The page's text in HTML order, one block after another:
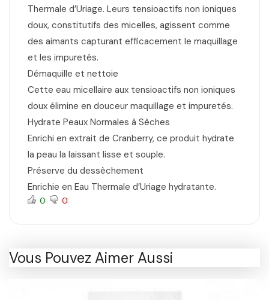
Thermale d’Uriage. Leurs tensioactifs non ioniques
doux, constitutifs des micelles, agissent comme
des aimants capturant efficacement le maquillage
et les impuretés.
Démaquille et nettoie
Cette eau micellaire aux tensioactifs non ioniques
doux élimine en douceur maquillage et impuretés.
Hydrate Peaux Normales à Sèches
Enrichi en extrait de Cranberry, ce produit hydrate
la peau la laissant lisse et souple.
Préserve du dessèchement
Enrichie en Eau Thermale d’Uriage hydratante.
0 0
Vous Pouvez Aimer Aussi